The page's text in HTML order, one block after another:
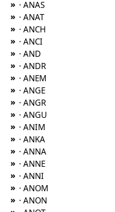
» · ANAS
» · ANAT
» · ANCH
» · ANCI
» · AND
» · ANDR
» · ANEM
» · ANGE
» · ANGR
» · ANGU
» · ANIM
» · ANKA
» · ANNA
» · ANNE
» · ANNI
» · ANOM
» · ANON